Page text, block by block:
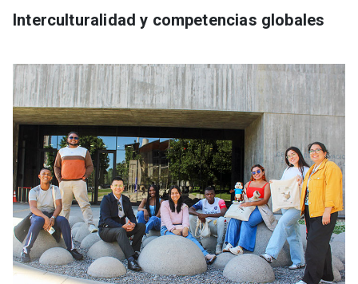
Interculturalidad y competencias globales